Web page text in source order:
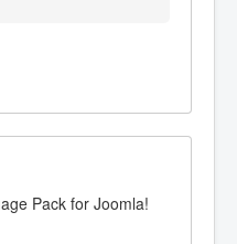
Pack for Joomla!